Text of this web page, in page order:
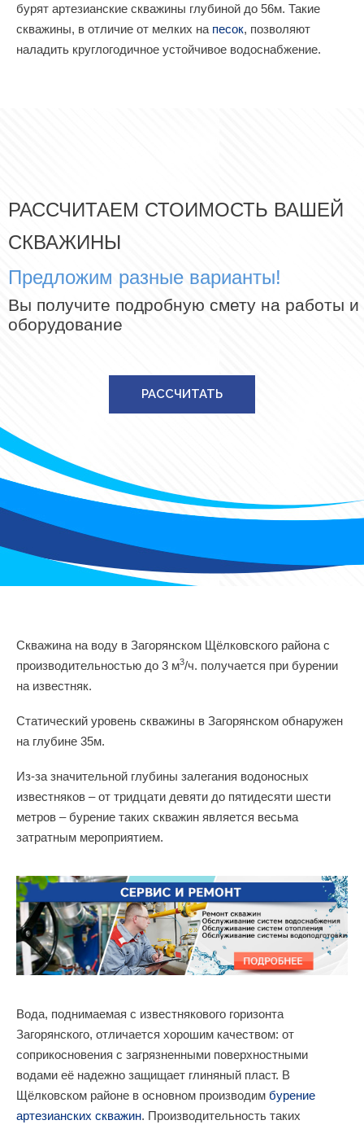
бурят артезианские скважины глубиной до 56м. Такие
скважины, в отличие от мелких на песок, позволяют
наладить круглогодичное устойчивое водоснабжение.
РАССЧИТАЕМ СТОИМОСТЬ ВАШЕЙ
СКВАЖИНЫ
Предложим разные варианты!
Вы получите подробную смету на работы и
оборудование
РАССЧИТАТЬ
Скважина на воду в Загорянском Щёлковского района с
производительностью до 3 м3/ч. получается при бурении
на известняк.
Статический уровень скважины в Загорянском обнаружен
на глубине 35м.
Из-за значительной глубины залегания водоносных
известняков – от тридцати девяти до пятидесяти шести
метров – бурение таких скважин является весьма
затратным мероприятием.
Вода, поднимаемая с известнякового горизонта
Загорянского, отличается хорошим качеством: от
соприкосновения с загрязненными поверхностными
водами её надежно защищает глиняный пласт. В
Щёлковском районе в основном производим бурение
артезианских скважин. Производительность таких